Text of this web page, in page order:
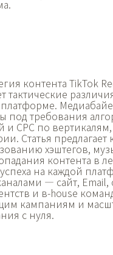
контента TikTok
тактические
под требования
CPC по
Статья предлагает
хэштегов,
контента в
на каждой
— сайт, Email,
и в-house
кампаниям и
с нуля.